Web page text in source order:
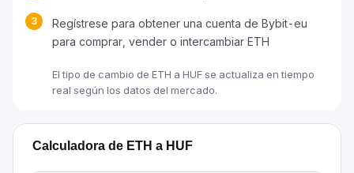
3
Regístrese para obtener una cuenta de Bybit-eu
para comprar, vender o intercambiar ETH
El tipo de cambio de ETH a HUF se actualiza en tiempo
real según los datos del mercado.
Calculadora de ETH a HUF